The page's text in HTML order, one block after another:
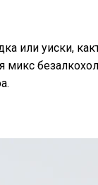
или уиски,
микс